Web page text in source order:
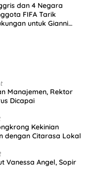
dan 4 Negara
FIFA Tarik
untuk Gianni
Manajemen, Rektor
Dicapai
Kekinian
dengan Citarasa Lokal
Vanessa Angel, Sopir